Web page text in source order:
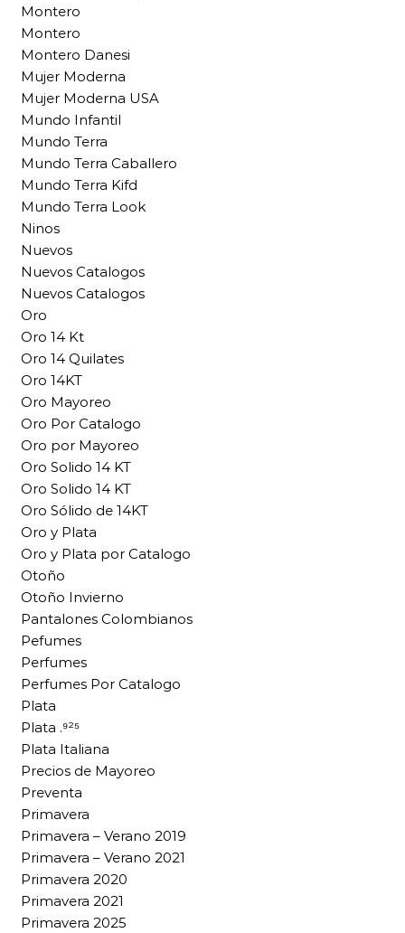
Montero
Montero
Montero Danesi
Mujer Moderna
Mujer Moderna USA
Mundo Infantil
Mundo Terra
Mundo Terra Caballero
Mundo Terra Kifd
Mundo Terra Look
Ninos
Nuevos
Nuevos Catalogos
Nuevos Catalogos
Oro
Oro 14 Kt
Oro 14 Quilates
Oro 14KT
Oro Mayoreo
Oro Por Catalogo
Oro por Mayoreo
Oro Solido 14 KT
Oro Solido 14 KT
Oro Sólido de 14KT
Oro y Plata
Oro y Plata por Catalogo
Otoño
Otoño Invierno
Pantalones Colombianos
Pefumes
Perfumes
Perfumes Por Catalogo
Plata
Plata .⁹²⁵
Plata Italiana
Precios de Mayoreo
Preventa
Primavera
Primavera – Verano 2019
Primavera – Verano 2021
Primavera 2020
Primavera 2021
Primavera 2025